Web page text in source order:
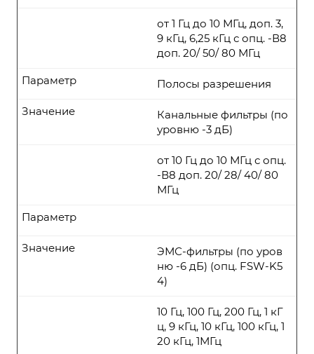
от 1 Гц до 10 МГц, доп. 3,
9 кГц, 6,25 кГц с опц. -В8
доп. 20/ 50/ 80 МГц
Полосы разрешения
Параметр
Канальные фильтры (по
уровню -3 дБ)
Значение
от 10 Гц до 10 МГц с опц.
-В8 доп. 20/ 28/ 40/ 80
МГц
Параметр
ЭМС-фильтры (по уров
ню -6 дБ) (опц. FSW-K5
4)
Значение
10 Гц, 100 Гц, 200 Гц, 1 кГ
ц, 9 кГц, 10 кГц, 100 кГц, 1
20 кГц, 1МГц